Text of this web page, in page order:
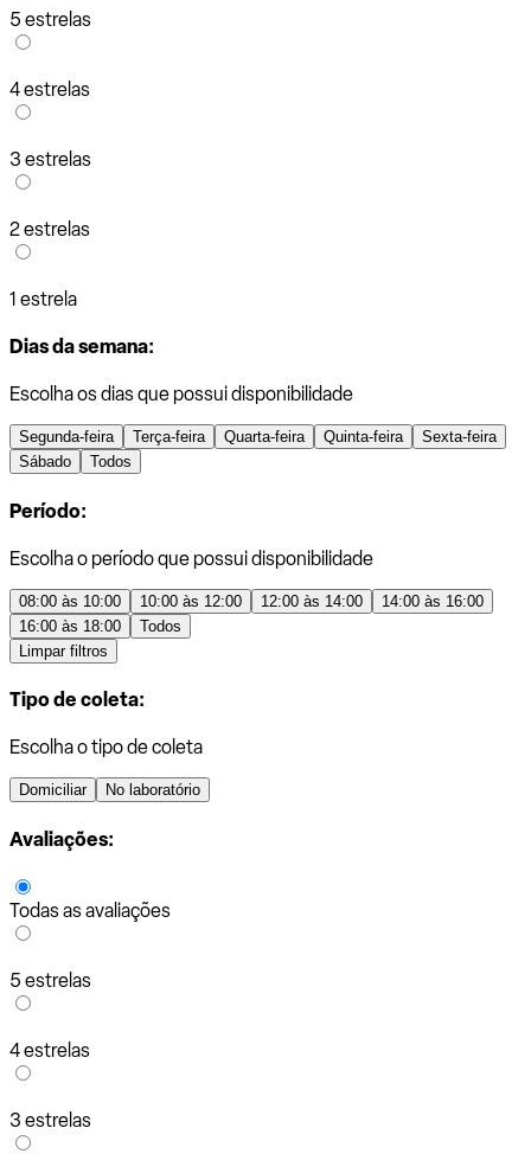
5 estrelas
4 estrelas
3 estrelas
2 estrelas
1 estrela
Dias da semana:
Escolha os dias que possui disponibilidade
Segunda-feira Terça-feira Quarta-feira Quinta-feira
Sexta-feira
Sábado
Todos
Período:
Escolha o período que possui disponibilidade
08:00 às 10:00 10:00 às 12:00 12:00 às 14:00
14:00 às 16:00
16:00 às 18:00
Todos
Limpar filtros
Tipo de coleta:
Escolha o tipo de coleta
Domiciliar No laboratório
Avaliações:
Todas as avaliações
5 estrelas
4 estrelas
3 estrelas